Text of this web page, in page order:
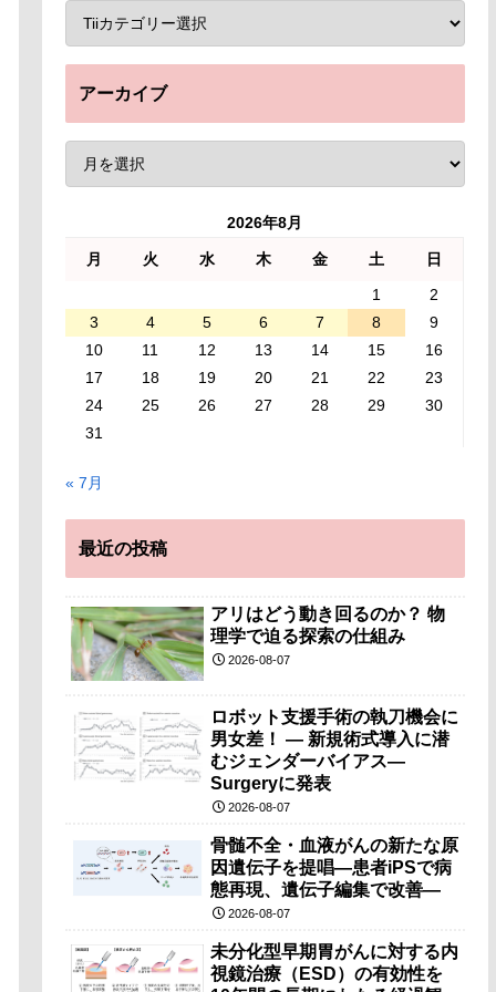
アーカイブ
2026年8月
月 火 水 木 金 土
日
1
2
3
4 5 6 7 8
9
10
11 12 13 14 15
16
17
18 19 20 21 22
23
24
25 26 27 28 29
30
31
« 7月
最近の投稿
アリはどう動き回るのか？ 物
理学で迫る探索の仕組み
2026-08-07
ロボット支援手術の執刀機会に
男女差！ — 新規術式導入に潜
むジェンダーバイアス—
Surgeryに発表
2026-08-07
骨髄不全・血液がんの新たな原
因遺伝子を提唱―患者iPSで病
態再現、遺伝子編集で改善―
2026-08-07
未分化型早期胃がんに対する内
視鏡治療（ESD）の有効性を